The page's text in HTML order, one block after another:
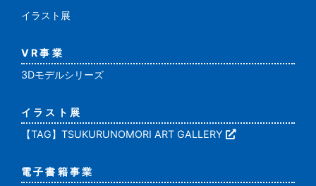
イラスト展
VR事業
3Dモデルシリーズ
イラスト展
【TAG】TSUKURUNOMORI ART GALLERY
電子書籍事業